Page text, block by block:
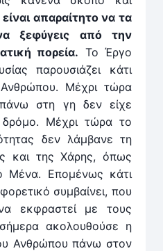
απαραίτητο να τα
ξεφύγεις από την
πορεία. Το Έργο
παρουσιάζει κάτι
Μέχρι τώρα
στη γη δεν είχε
δρόμο. Μέχρι τώρα το
δεν λάμβανε τη
και της Χάρης, όπως
Μένα. Επομένως κάτι
συμβαίνει, που
εκφραστεί με τους
ακολουθούσε η
Ανθρώπου πάνω στον